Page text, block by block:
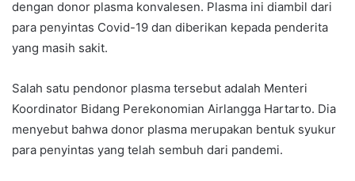
dengan donor plasma konvalesen. Plasma ini diambil dari
para penyintas Covid-19 dan diberikan kepada penderita
yang masih sakit.
Salah satu pendonor plasma tersebut adalah Menteri
Koordinator Bidang Perekonomian Airlangga Hartarto. Dia
menyebut bahwa donor plasma merupakan bentuk syukur
para penyintas yang telah sembuh dari pandemi.